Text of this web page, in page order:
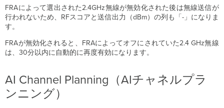
FRAによって選出された2.4GHz無線が無効化された後は無線送信が
行われないため、RFスコアと送信出力（dBm）の列も「-」になりま
す。
FRAが無効化されると、FRAによってオフにされていた2.4 GHz無線
は、30分以内に自動的に再度有効になります。
AI Channel Planning（AIチャネルプラ
ンニング）